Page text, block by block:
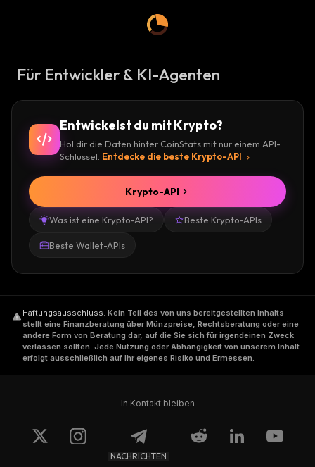
Für Entwickler & KI-Agenten
Entwickelst du mit Krypto?
Hol dir die Daten hinter CoinStats mit nur einem API-
Schlüssel. Entdecke die beste Krypto-API
Was ist eine Krypto-API? Beste Krypto-APIs
Beste Wallet-APIs
Krypto-API
Haftungsausschluss. Kein Teil des von uns bereitgestellten Inhalts
stellt eine Finanzberatung über Münzpreise, Rechtsberatung oder eine
andere Form von Beratung dar, auf die Sie sich für irgendeinen Zweck
verlassen sollten. Jede Nutzung oder Abhängigkeit von unserem Inhalt
erfolgt ausschließlich auf Ihr eigenes Risiko und Ermessen.
In Kontakt bleiben
NACHRICHTEN